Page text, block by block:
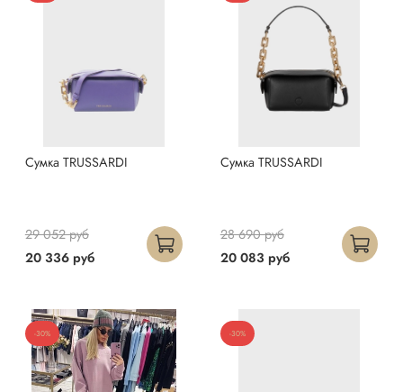
Сумка TRUSSARDI
20 336 руб
29 052 руб
Сумка TRUSSARDI
20 083 руб
28 690 руб
-30% -30%